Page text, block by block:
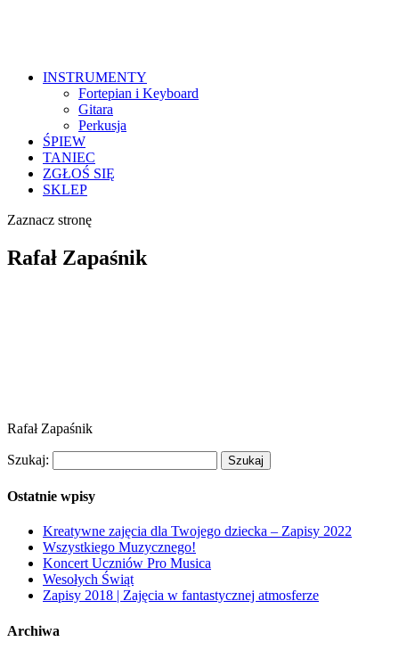
INSTRUMENTY
Fortepian i Keyboard
Gitara
Perkusja
ŚPIEW
TANIEC
ZGŁOŚ SIĘ
SKLEP
Zaznacz stronę
Rafał Zapaśnik
Rafał Zapaśnik
Szukaj:
Ostatnie wpisy
Kreatywne zajęcia dla Twojego dziecka – Zapisy 2022
Wszystkiego Muzycznego!
Koncert Uczniów Pro Musica
Wesołych Świąt
Zapisy 2018 | Zajęcia w fantastycznej atmosferze
Archiwa